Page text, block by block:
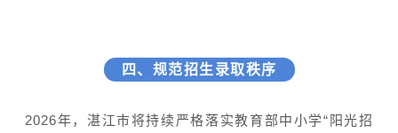
四、规范招生录取秩序
2026年，湛江市将持续严格落实教育部中小学“阳光招